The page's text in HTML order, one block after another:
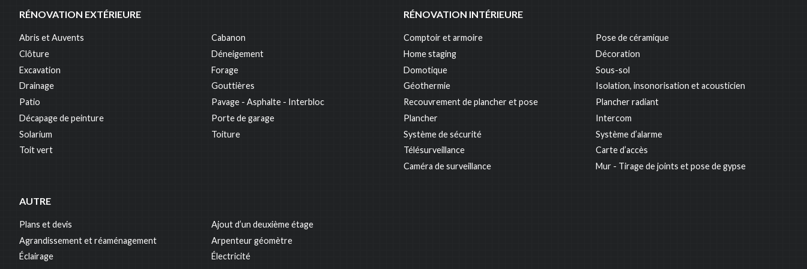
RÉNOVATION EXTÉRIEURE
Abris et Auvents
Cabanon
Clôture
Déneigement
Excavation
Forage
Drainage
Gouttières
Patio
Pavage - Asphalte - Interbloc
Décapage de peinture
Porte de garage
Solarium
Toiture
Toit vert
RÉNOVATION INTÉRIEURE
Comptoir et armoire
Pose de céramique
Home staging
Décoration
Domotique
Sous-sol
Géothermie
Isolation, insonorisation et acousticien
Recouvrement de plancher et pose
Plancher radiant
Plancher
Intercom
Système de sécurité
Système d’alarme
Télésurveillance
Carte d’accès
Caméra de surveillance
Mur - Tirage de joints et pose de gypse
AUTRE
Plans et devis
Ajout d’un deuxième étage
Agrandissement et réaménagement
Arpenteur géomètre
Éclairage
Électricité